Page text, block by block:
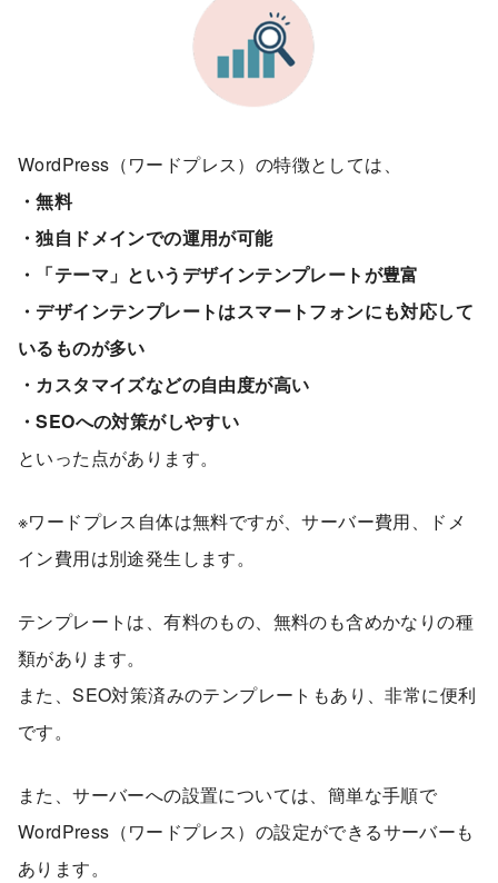
WordPress（ワードプレス）の特徴としては、
・無料
・独自ドメインでの運用が可能
・「テーマ」というデザインテンプレートが豊富
・デザインテンプレートはスマートフォンにも対応して
いるものが多い
・カスタマイズなどの自由度が高い
・SEOへの対策がしやすい
といった点があります。
※ワードプレス自体は無料ですが、サーバー費用、ドメ
イン費用は別途発生します。
テンプレートは、有料のもの、無料のも含めかなりの種
類があります。
また、SEO対策済みのテンプレートもあり、非常に便利
です。
また、サーバーへの設置については、簡単な手順で
WordPress（ワードプレス）の設定ができるサーバーも
あります。